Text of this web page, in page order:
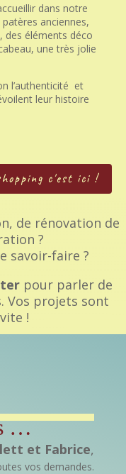
dans notre
anciennes,
des éléments déco
une très jolie
l’authenticité et
leur histoire
c'est ici !
de rénovation de
?
savoir-faire ?
pour parler de
Vos projets sont
!
…
et Fabrice,
vos demandes.